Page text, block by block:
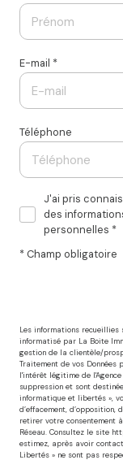
E-mail *
Téléphone
J'ai pris
des
personnelles *
* Champ obligatoire
Les informations
informatisé par La Boite
gestion de la clientèle/
Traitement de vos Données
l'intérêt légitime de
suppression et sont
informatique et libertés »,
d’effacement,
retirer votre consentement
Réseau. Consultez le site
estimez, après avoir
Libertés » ne sont pas